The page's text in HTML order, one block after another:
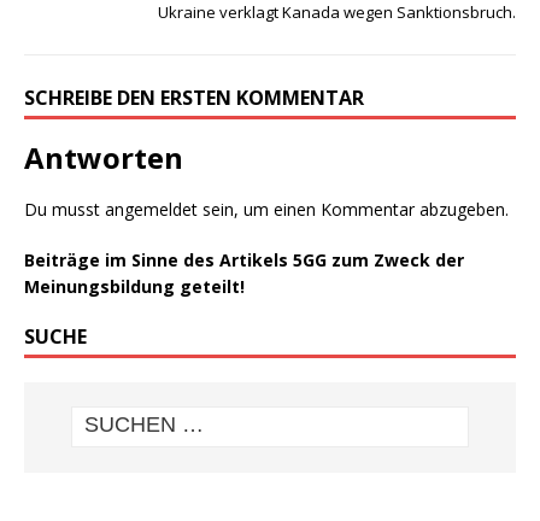
Ukraine verklagt Kanada wegen Sanktionsbruch.
SCHREIBE DEN ERSTEN KOMMENTAR
Antworten
Du musst angemeldet sein, um einen Kommentar abzugeben.
Beiträge im Sinne des Artikels 5GG zum Zweck der
Meinungsbildung geteilt!
SUCHE